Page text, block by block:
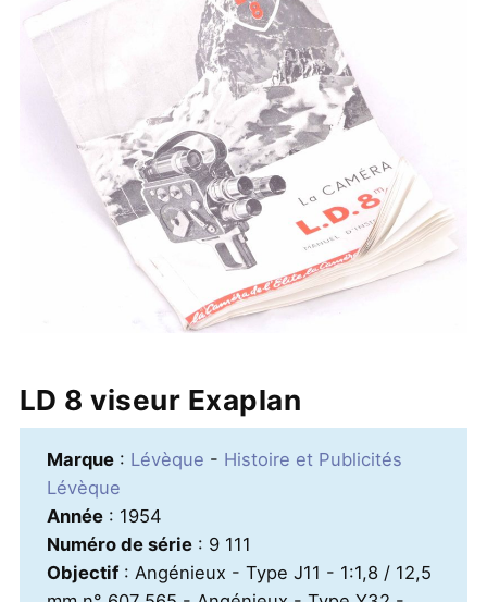
LD 8 viseur Exaplan
Marque: Lévèque - Histoire et Publicités
Lévèque
Année: 1954
Numéro de série: 9 111
Objectif: Angénieux - Type J11 - 1:1,8 / 12,5